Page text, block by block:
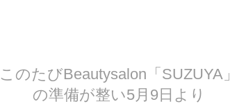
このたびBeautysalon「SUZUYA」
の準備が整い5月9日より